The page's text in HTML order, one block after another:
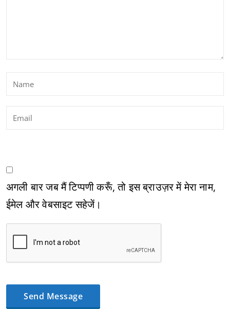
अगली बार जब मैं टिप्पणी करूँ, तो इस ब्राउज़र में मेरा नाम,
ईमेल और वेबसाइट सहेजें।